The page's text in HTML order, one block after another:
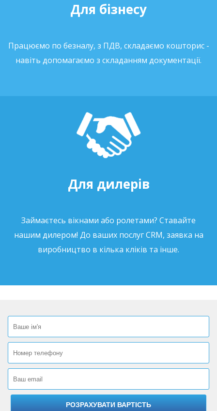
Для бізнесу
Працюємо по безналу, з ПДВ, складаємо кошторис -
навіть допомагаємо з складанням документації.
Для дилерів
Займаєтесь вікнами або ролетами? Ставайте
нашим дилером! До ваших послуг CRM, заявка на
виробництво в кілька кліків та інше.